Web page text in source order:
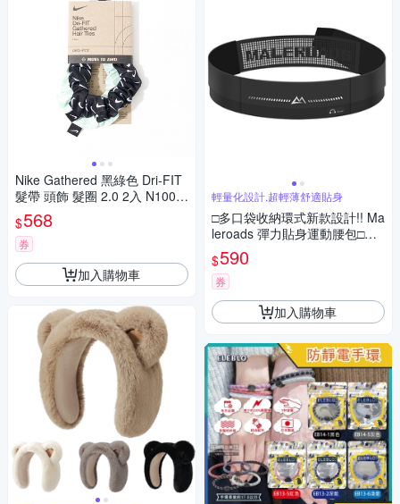
Nike Gathered 黑綠色 Dri-FIT
髮帶 頭飾 髮圈 2.0 2入 N1002
455053OS
$568
券
加入購物車
輕量化設計,超輕薄舒適貼身
□多口袋收納環式新款設計!! Ma
leroads 彈力貼身運動腰包□容
納7.2吋以下手機 跑步 旅遊 健
身 騎車 戶外 鑰匙 卡片證件 隨
身物品收納
$590
券
加入購物車